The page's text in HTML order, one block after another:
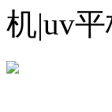
机|uv